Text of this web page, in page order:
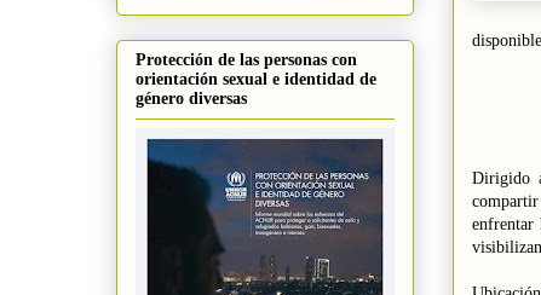
Dirigido
enfrentar
Protección de las personas con
orientación sexual e identidad de
género diversas